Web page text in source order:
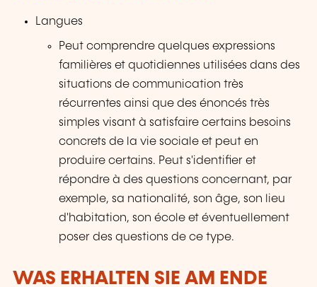
Langues
Peut comprendre quelques expressions
familières et quotidiennes utilisées dans des
situations de communication très
récurrentes ainsi que des énoncés très
simples visant à satisfaire certains besoins
concrets de la vie sociale et peut en
produire certains. Peut s'identifier et
répondre à des questions concernant, par
exemple, sa nationalité, son âge, son lieu
d'habitation, son école et éventuellement
poser des questions de ce type.
WAS ERHALTEN SIE AM ENDE